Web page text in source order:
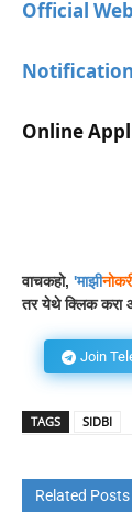
Official
Online
वाचकहो, 'माझी
तर येथे क्लिक करा
Join
TAGS SIDBI
Related Posts